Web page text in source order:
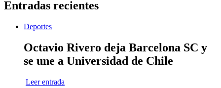
Entradas recientes
Deportes
Octavio Rivero deja Barcelona SC y
se une a Universidad de Chile
Leer entrada